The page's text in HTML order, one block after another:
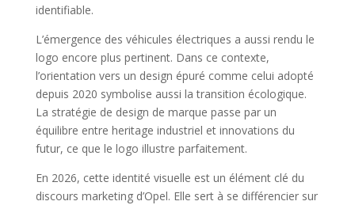
identifiable.
L’émergence des véhicules électriques a aussi rendu le
logo encore plus pertinent. Dans ce contexte,
l’orientation vers un design épuré comme celui adopté
depuis 2020 symbolise aussi la transition écologique.
La stratégie de design de marque passe par un
équilibre entre heritage industriel et innovations du
futur, ce que le logo illustre parfaitement.
En 2026, cette identité visuelle est un élément clé du
discours marketing d’Opel. Elle sert à se différencier sur